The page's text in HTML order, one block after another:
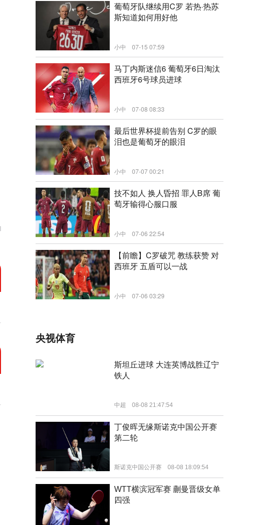
新闻
葡萄牙队继续用C罗 若热·热苏
斯知道如何用好他
小中 07-15 07:59
新闻
马丁内斯迷信6 葡萄牙6日淘汰
西班牙6号球员进球
小中 07-08 08:33
新闻
最后世界杯提前告别 C罗的眼
泪也是葡萄牙的眼泪
小中 07-07 00:21
新闻
技不如人 换人昏招 罪人B席 葡
萄牙输得心服口服
小中 07-06 22:54
【前瞻】C罗破咒 教练获赞 对
西班牙 五盾可以一战
小中 07-06 03:29